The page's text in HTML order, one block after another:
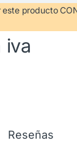
producto
iva
Reseñas